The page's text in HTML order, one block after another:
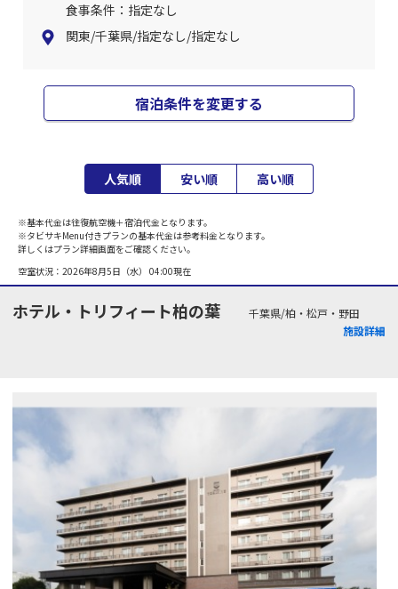
食事条件：指定なし
関東/千葉県/指定なし/指定なし
宿泊条件を変更する
人気順 安い順 高い順
※基本代金は往復航空機＋宿泊代金となります。
※タビサキMenu付きプランの基本代金は参考料金となります。
詳しくはプラン詳細画面をご確認ください。
空室状況： 2026年8月5日（水） 04:00現在
ホテル・トリフィート柏の葉
千葉県/柏・松戸・野田
施設詳細